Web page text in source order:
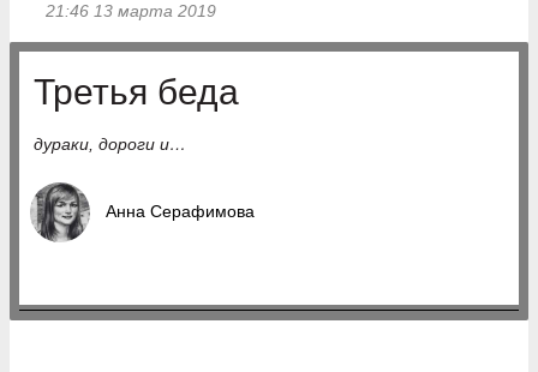
21:46 13 марта 2019
Третья беда
дураки, дороги и…
Анна Серафимова